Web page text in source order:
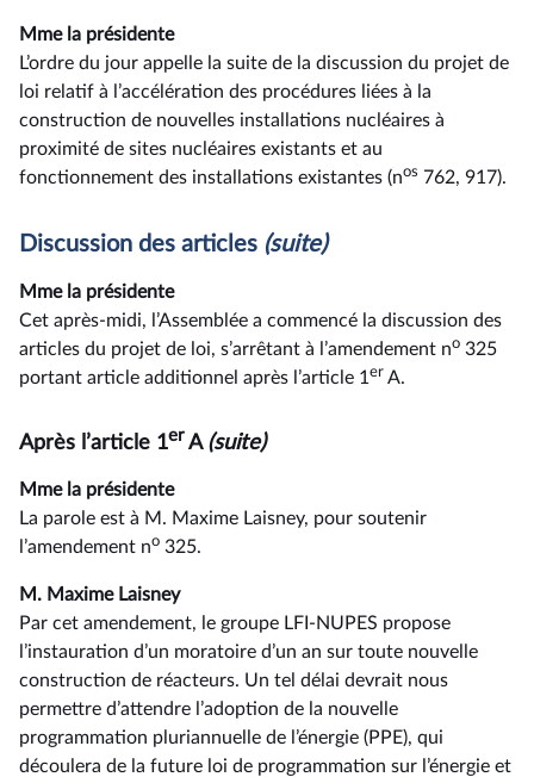
Mme la présidente
L’ordre du jour appelle la suite de la discussion du projet de
loi relatif à l’accélération des procédures liées à la
construction de nouvelles installations nucléaires à
proximité de sites nucléaires existants et au
fonctionnement des installations existantes (nos 762, 917).
Discussion des articles (suite)
Mme la présidente
Cet après-midi, l’Assemblée a commencé la discussion des
articles du projet de loi, s’arrêtant à l’amendement no 325
portant article additionnel après l’article 1 er A.
Après l’article 1er A (suite)
Mme la présidente
La parole est à M. Maxime Laisney, pour soutenir
l’amendement no 325.
M. Maxime Laisney
Par cet amendement, le groupe LFI-NUPES propose
l’instauration d’un moratoire d’un an sur toute nouvelle
construction de réacteurs. Un tel délai devrait nous
permettre d’attendre l’adoption de la nouvelle
programmation pluriannuelle de l’énergie (PPE), qui
découlera de la future loi de programmation sur l’énergie et